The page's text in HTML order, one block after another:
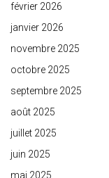
février 2026
janvier 2026
novembre 2025
octobre 2025
septembre 2025
août 2025
juillet 2025
juin 2025
mai 2025